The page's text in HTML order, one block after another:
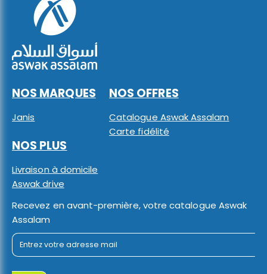
NOS MARQUES
Janis
NOS OFFRES
Catalogue Aswak Assalam
Carte fidélité
NOS PLUS
Livraison à domicile
Aswak drive
Recevez en avant-première, votre catalogue Aswak
Assalam